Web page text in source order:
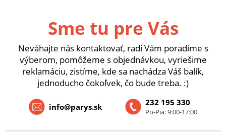
Sme tu pre Vás
Neváhajte nás kontaktovať, radi Vám poradíme s
výberom, pomôžeme s objednávkou, vyriešime
reklamáciu, zistíme, kde sa nachádza Váš balík,
jednoducho čokoľvek, čo bude treba. :)
232 195 330
Po-Pia: 9:00-17:00
info@parys.sk